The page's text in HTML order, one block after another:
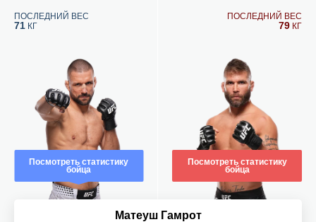
ПОСЛЕДНИЙ ВЕС
71 КГ
Посмотреть статистику
бойца
ПОСЛЕДНИЙ ВЕС
79 КГ
Посмотреть статистику
бойца
Матеуш Гамрот